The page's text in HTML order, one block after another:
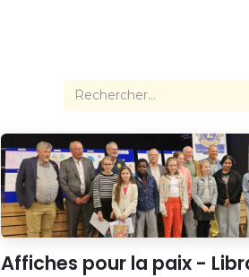
Affiches pour la paix -